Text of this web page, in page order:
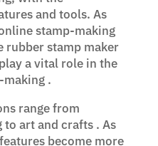
and tools. As
stamp-making
rubber stamp maker
a vital role in the
.
range from
to art and crafts . As
become more